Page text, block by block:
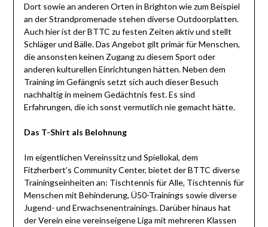
Dort sowie an anderen Orten in Brighton wie zum Beispiel
an der Strandpromenade stehen diverse Outdoorplatten.
Auch hier ist der BTTC zu festen Zeiten aktiv und stellt
Schläger und Bälle. Das Angebot gilt primär für Menschen,
die ansonsten keinen Zugang zu diesem Sport oder
anderen kulturellen Einrichtungen hätten. Neben dem
Training im Gefängnis setzt sich auch dieser Besuch
nachhaltig in meinem Gedächtnis fest. Es sind
Erfahrungen, die ich sonst vermutlich nie gemacht hätte.
Das T-Shirt als Belohnung
Im eigentlichen Vereinssitz und Spiellokal, dem
Fitzherbert’s Community Center, bietet der BTTC diverse
Trainingseinheiten an: Tischtennis für Alle, Tischtennis für
Menschen mit Behinderung, Ü50-Trainings sowie diverse
Jugend- und Erwachsenentrainings. Darüber hinaus hat
der Verein eine vereinseigene Liga mit mehreren Klassen